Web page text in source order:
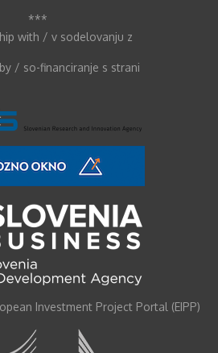
***
with / v sodelovanju z
/ so-financiranje s strani
Investment Project Portal (EIPP)